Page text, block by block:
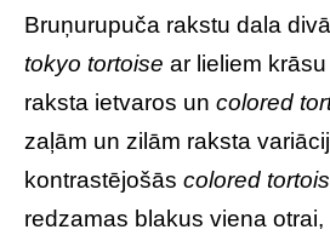
Bruņurupuča rakstu dala
tokyo tortoise ar lieliem
raksta ietvaros un colored
zaļām un zilām raksta
kontrastējošās colored
redzamas blakus viena